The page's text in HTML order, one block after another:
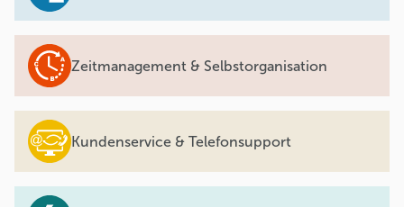
Zeitmanagement & Selbstorganisation
Kundenservice & Telefonsupport